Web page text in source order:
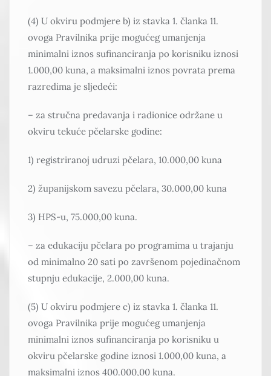
(4) U okviru podmjere b) iz stavka 1. članka 11.
ovoga Pravilnika prije mogućeg umanjenja
minimalni iznos sufinanciranja po korisniku iznosi
1.000,00 kuna, a maksimalni iznos povrata prema
razredima je sljedeći:
– za stručna predavanja i radionice održane u
okviru tekuće pčelarske godine:
1) registriranoj udruzi pčelara, 10.000,00 kuna
2) županijskom savezu pčelara, 30.000,00 kuna
3) HPS-u, 75.000,00 kuna.
– za edukaciju pčelara po programima u trajanju
od minimalno 20 sati po završenom pojedinačnom
stupnju edukacije, 2.000,00 kuna.
(5) U okviru podmjere c) iz stavka 1. članka 11.
ovoga Pravilnika prije mogućeg umanjenja
minimalni iznos sufinanciranja po korisniku u
okviru pčelarske godine iznosi 1.000,00 kuna, a
maksimalni iznos 400.000,00 kuna.